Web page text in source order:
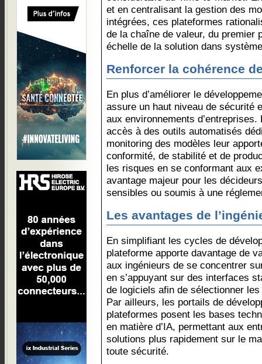
et en centralisant la gestion des
intégrées, ces plateformes
de la chaîne de valeur, du premier
échelle de la solution dans
Renforcer la cohérence
En plus d’améliorer le
assure un haut niveau de sécurité
aux environnements
accès à des outils automatisés
monitoring des modèles leur
conformité, de stabilité et de
les risques en se conformant aux
avantage majeur pour les
sensibles ou soumis à une
Les avantages de
En simplifiant les cycles de
plateforme apporte davantage de
aux ingénieurs de se concentrer
en s’appuyant sur des interfaces
de logiciels afin de sélectionner
Par ailleurs, les portails de
plateformes posent les bases
en matière d’IA, permettant aux
solutions plus rapidement sur le
toute sécurité.